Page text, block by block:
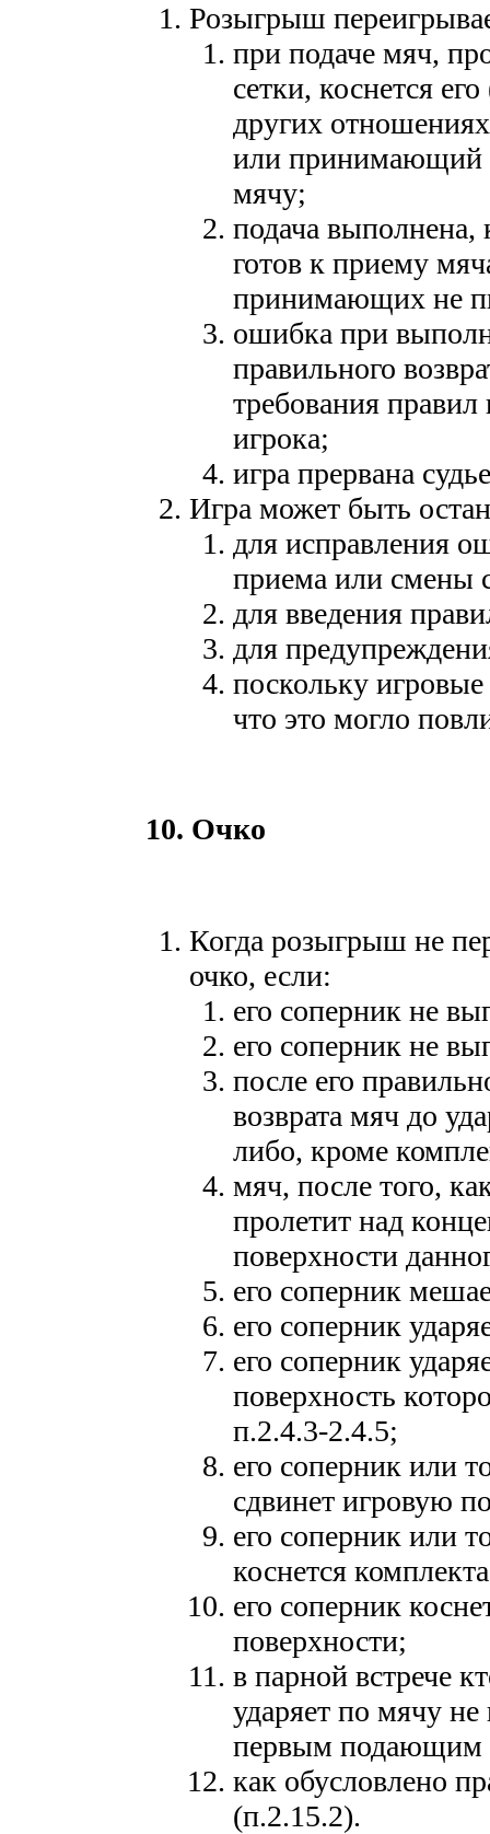
Розыгрыш
при подаче мяч,
сетки, коснется
других
или принимающий
мячу;
подача
готов к приему
принимающих не
ошибка при
правильного
требования
игрока;
игра прервана
Игра может быть
для исправления
приема или смены
для введения
для
поскольку
что это могло
10. Очко
Когда розыгрыш не
очко, если:
его соперник не
его соперник не
после его
возврата мяч до
либо, кроме
мяч, после того,
пролетит над
поверхности
его соперник
его соперник
его соперник
поверхность
п.2.4.3-2.4.5;
его соперник или
сдвинет игровую
его соперник или
коснется
его соперник
поверхности;
в парной встрече
ударяет по мячу
первым
как обусловлено
(п.2.15.2).